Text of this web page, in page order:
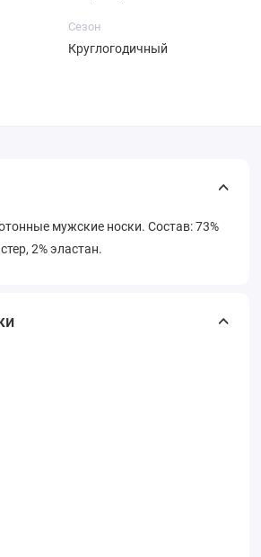
Сезон
Круглогодичный
мужские носки. Состав: 73%
2% эластан.